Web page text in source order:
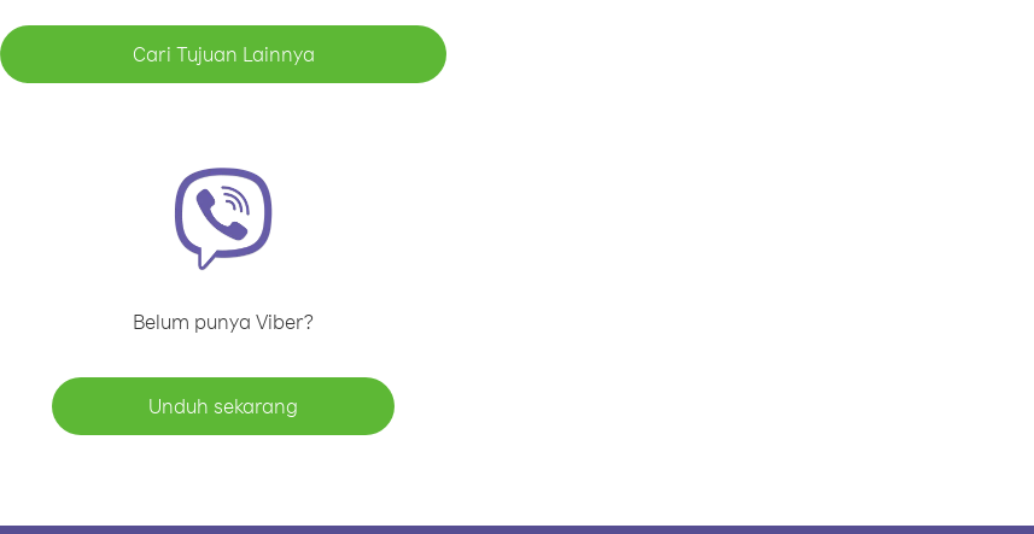
Cari Tujuan Lainnya
Belum punya Viber?
Unduh sekarang